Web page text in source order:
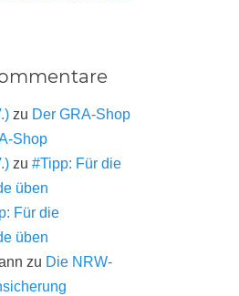
zu Der GRA-Shop
Shop
zu #Tipp: Für die
üben
Für die
üben
zu Die NRW-